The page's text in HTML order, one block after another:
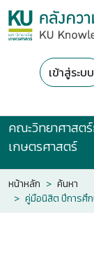
เข้าสู่ระบบ
คณะวิทยาศาสต
เกษตรศาสตร์
หน้าหลัก
ค้นหา
คู่มือนิสิต ปีการศึกษา 2566: ห